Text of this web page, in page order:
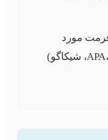
مورد
تأیید دانشگاه (مانند APA، MLA، شیکاگو)